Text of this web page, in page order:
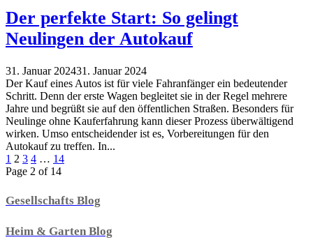
Der perfekte Start: So gelingt
Neulingen der Autokauf
31. Januar 202431. Januar 2024
Der Kauf eines Autos ist für viele Fahranfänger ein bedeutender
Schritt. Denn der erste Wagen begleitet sie in der Regel mehrere
Jahre und begrüßt sie auf den öffentlichen Straßen. Besonders für
Neulinge ohne Kauferfahrung kann dieser Prozess überwältigend
wirken. Umso entscheidender ist es, Vorbereitungen für den
Autokauf zu treffen. In...
1 2 3 4 … 14
Page 2 of 14
Gesellschafts Blog
Heim & Garten Blog